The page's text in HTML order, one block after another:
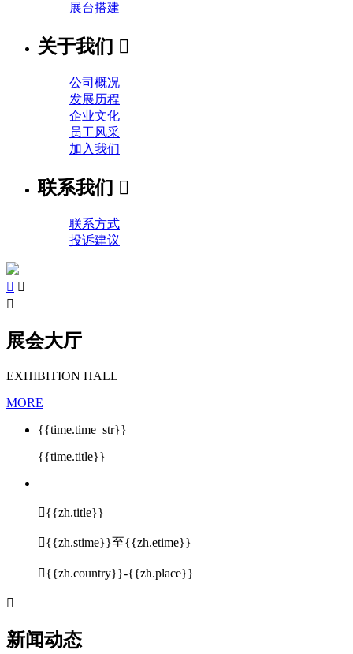
展台搭建
关于我们 
公司概况
发展历程
企业文化
员工风采
加入我们
联系我们 
联系方式
投诉建议
 

展会大厅
EXHIBITION HALL
MORE
{{time.time_str}}
{{time.title}}
{{zh.title}}
{{zh.stime}}至{{zh.etime}}
{{zh.country}}-{{zh.place}}

新闻动态